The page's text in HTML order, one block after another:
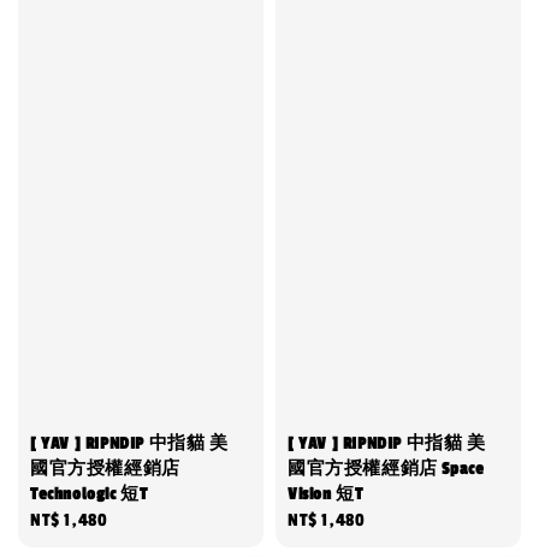
[ YAV ] RIPNDIP 中指貓 美
國官方授權經銷店
Technologic 短T
Regular
NT$ 1,480
[ YAV ] RIPNDIP 中指貓 美
國官方授權經銷店 Space
Vision 短T
Regular
NT$ 1,480